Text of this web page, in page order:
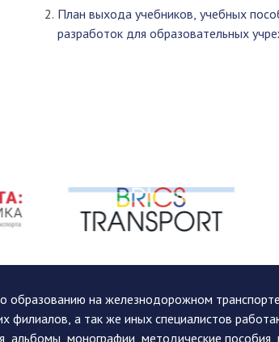
План выхода учебников, учебных
разработок для образовательных
образованию на железнодорожном
филиалов, а так же иных специалистов
альбомы, монографии, методические